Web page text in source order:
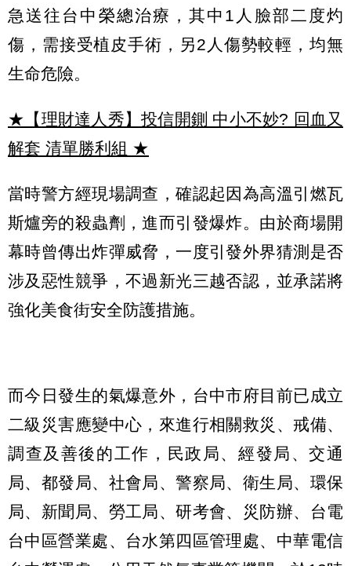
急送往台中榮總治療，其中1人臉部二度灼
傷，需接受植皮手術，另2人傷勢較輕，均無
生命危險。
★【理財達人秀】投信開鍘 中小不妙? 回血又
解套 清單勝利組 ★
當時警方經現場調查，確認起因為高溫引燃瓦
斯爐旁的殺蟲劑，進而引發爆炸。由於商場開
幕時曾傳出炸彈威脅，一度引發外界猜測是否
涉及惡性競爭，不過新光三越否認，並承諾將
強化美食街安全防護措施。
而今日發生的氣爆意外，台中市府目前已成立
二級災害應變中心，來進行相關救災、戒備、
調查及善後的工作，民政局、經發局、交通
局、都發局、社會局、警察局、衛生局、環保
局、新聞局、勞工局、研考會、災防辦、台電
台中區營業處、台水第四區管理處、中華電信